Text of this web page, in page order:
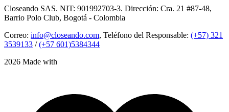
Closeando SAS. NIT: 901992703-3. Dirección: Cra. 21 #87-48,
Barrio Polo Club, Bogotá - Colombia
Correo: info@closeando.com, Teléfono del Responsable: (+57) 321
3539133 /(+57 601)5384344
2026 Made with